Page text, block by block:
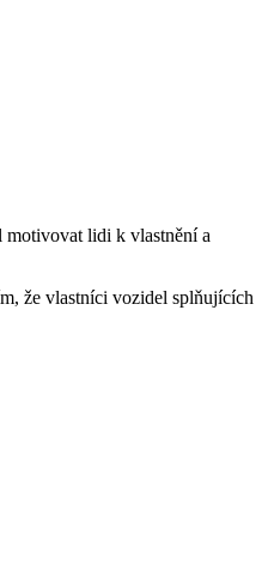
motivovat lidi k vlastnění a
že vlastníci vozidel splňujících